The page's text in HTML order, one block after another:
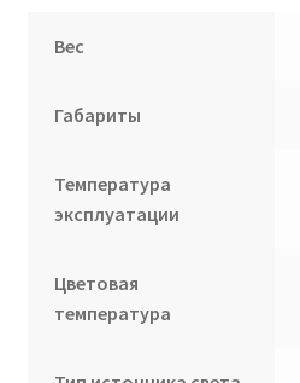
Вес
Габариты
Температура
эксплуатации
Цветовая
температура